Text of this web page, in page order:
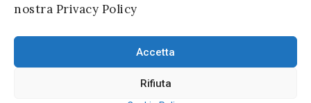
nostra Privacy Policy
Accetta
Rifiuta